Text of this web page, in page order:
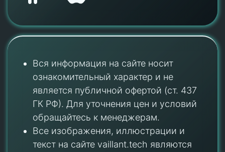
Вся информация на сайте носит
ознакомительный характер и не
является публичной офертой (ст. 437
ГК РФ). Для уточнения цен и условий
обращайтесь к менеджерам.
Все изображения, иллюстрации и
текст на сайте vaillant.tech являются